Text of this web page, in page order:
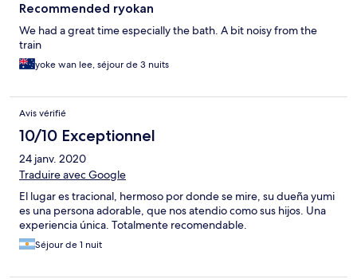
Recommended ryokan
We had a great time especially the bath. A bit noisy from the
train
yoke wan lee, séjour de 3 nuits
Avis vérifié
10/10 Exceptionnel
24 janv. 2020
Traduire avec Google
El lugar es tracional, hermoso por donde se mire, su dueña yumi
es una persona adorable, que nos atendio como sus hijos. Una
experiencia única. Totalmente recomendable.
Séjour de 1 nuit